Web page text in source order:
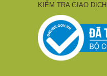
KIỂM TRA GIAO DỊCH